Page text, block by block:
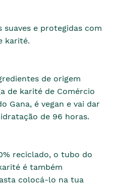
e protegidas com
karité.
de origem
de karité de Comércio
Gana, é vegan e vai dar
de 96 horas.
reciclado, o tubo do
é também
colocá-lo na tua